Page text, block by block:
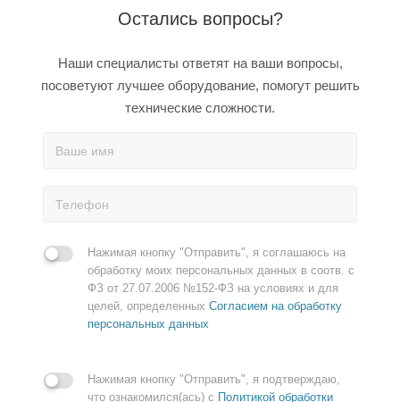
Остались вопросы?
Наши специалисты ответят на ваши вопросы,
посоветуют лучшее оборудование, помогут решить
технические сложности.
Нажимая кнопку "Отправить", я соглашаюсь на
обработку моих персональных данных в соотв. с
ФЗ от 27.07.2006 №152-ФЗ на условиях и для
целей, определенных Согласием на обработку
персональных данных
Нажимая кнопку "Отправить", я подтверждаю,
что ознакомился(ась) с Политикой обработки